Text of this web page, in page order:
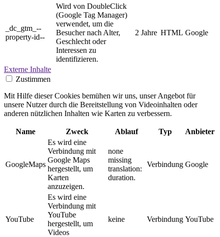
_dc_gtm_--
property-id--
Wird von DoubleClick
(Google Tag Manager)
verwendet, um die
Besucher nach Alter,
Geschlecht oder
Interessen zu
identifizieren.
2 Jahre HTML Google
Externe Inhalte
Zustimmen
Mit Hilfe dieser Cookies bemühen wir uns, unser Angebot für
unsere Nutzer durch die Bereitstellung von Videoinhalten oder
anderen nützlichen Inhalten wie Karten zu verbessern.
Name Zweck Ablauf Typ Anbieter
GoogleMaps
Es wird eine
Verbindung mit
Google Maps
hergestellt, um
Karten
anzuzeigen.
none
missing
translation:
duration.
Verbindung Google
YouTube
Es wird eine
Verbindung mit
YouTube
hergestellt, um
Videos
keine Verbindung YouTube